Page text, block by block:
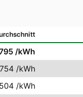
/kWh
/kWh
/kWh